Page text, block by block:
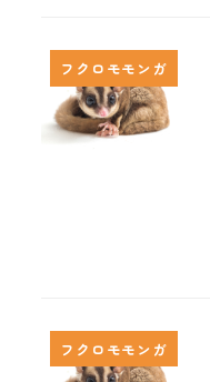
フクロモモンガ
フクロモモンガ